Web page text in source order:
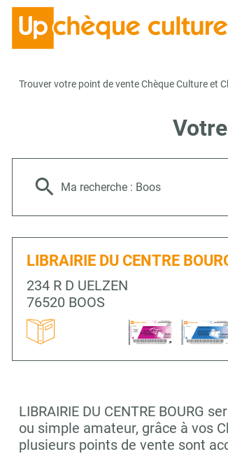
Trouver votre point de vente Chèque Culture et
Ma recherche : Boos
LIBRAIRIE DU CENTRE
234 R D UELZEN
76520 BOOS
LIBRAIRIE DU CENTRE
ou simple amateur, grâce à vos
plusieurs points de vente sont